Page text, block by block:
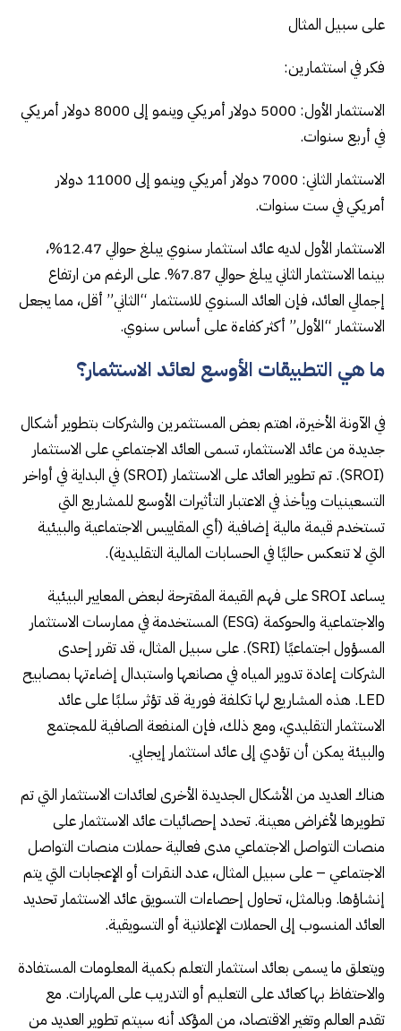
على سبيل المثال
فكر في استثمارين:
الاستثمار الأول: 5000 دولار أمريكي وينمو إلى 8000 دولار أمريكي
في أربع سنوات.
الاستثمار الثاني: 7000 دولار أمريكي وينمو إلى 11000 دولار
أمريكي في ست سنوات.
الاستثمار الأول لديه عائد استثمار سنوي يبلغ حوالي 12.47%،
بينما الاستثمار الثاني يبلغ حوالي 7.87%. على الرغم من ارتفاع
إجمالي العائد، فإن العائد السنوي للاستثمار “الثاني” أقل، مما يجعل
الاستثمار “الأول” أكثر كفاءة على أساس سنوي.
ما هي التطبيقات الأوسع لعائد الاستثمار؟
في الآونة الأخيرة، اهتم بعض المستثمرين والشركات بتطوير أشكال
جديدة من عائد الاستثمار، تسمى العائد الاجتماعي على الاستثمار
(SROI). تم تطوير العائد على الاستثمار (SROI) في البداية في أواخر
التسعينيات ويأخذ في الاعتبار التأثيرات الأوسع للمشاريع التي
تستخدم قيمة مالية إضافية (أي المقاييس الاجتماعية والبيئية
التي لا تنعكس حاليًا في الحسابات المالية التقليدية).
يساعد SROI على فهم القيمة المقترحة لبعض المعايير البيئية
والاجتماعية والحوكمة (ESG) المستخدمة في ممارسات الاستثمار
المسؤول اجتماعيًا (SRI). على سبيل المثال، قد تقرر إحدى
الشركات إعادة تدوير المياه في مصانعها واستبدال إضاءتها بمصابيح
LED. هذه المشاريع لها تكلفة فورية قد تؤثر سلبًا على عائد
الاستثمار التقليدي، ومع ذلك، فإن المنفعة الصافية للمجتمع
والبيئة يمكن أن تؤدي إلى عائد استثمار إيجابي.
هناك العديد من الأشكال الجديدة الأخرى لعائدات الاستثمار التي تم
تطويرها لأغراض معينة. تحدد إحصائيات عائد الاستثمار على
منصات التواصل الاجتماعي مدى فعالية حملات منصات التواصل
الاجتماعي – على سبيل المثال، عدد النقرات أو الإعجابات التي يتم
إنشاؤها. وبالمثل، تحاول إحصاءات التسويق عائد الاستثمار تحديد
العائد المنسوب إلى الحملات الإعلانية أو التسويقية.
ويتعلق ما يسمى بعائد استثمار التعلم بكمية المعلومات المستفادة
والاحتفاظ بها كعائد على التعليم أو التدريب على المهارات. مع
تقدم العالم وتغير الاقتصاد، من المؤكد أنه سيتم تطوير العديد من